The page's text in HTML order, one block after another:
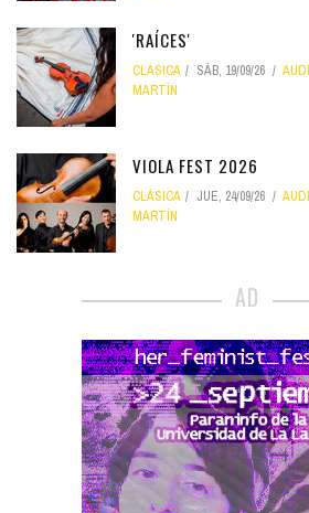
'RAÍCES'
CLÁSICA SÁB, 19/09/26
MARTÍN
VIOLA FEST 2026
CLÁSICA JUE, 24/09/26
MARTÍN
AD